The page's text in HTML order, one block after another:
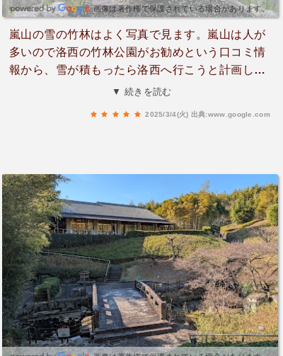
画像は著作権で保護されている場合があります。
嵐山の雪の竹林はよく写真で見ます。嵐山は人が
多いので洛西の竹林公園がお勧めという口コミ情
報から、雪が積もったら洛西へ行こうと計画しま
した。年に何度かの雪が土曜日の休みにかぶり決
でもキッコウチクは興味深く家に飾っておきたい
形をしていました。
▼ 続きを読む
2025/3/4(火) 出典:www.google.com